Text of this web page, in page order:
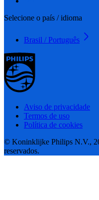
Selecione o país / idioma
Brasil / Português
Aviso de privacidade
Termos de uso
Política de cookies
© Koninklijke Philips N.V.,
reservados.